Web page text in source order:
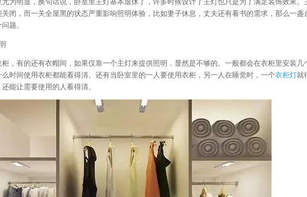
闭，而一关全屋黑的状态严重影响照明体验，比如妻子休息，丈夫还有看书的需求，那么一盏
题。
，有的还有衣帽间，如果仅靠一个主灯来提供照明，显然是不够的。一般都会在衣柜里安装
时间使用衣柜都能看得清。还有当卧室里的一人要使用衣柜，另一人在睡觉时，一个衣柜灯就
能让需要使用的人看得清。